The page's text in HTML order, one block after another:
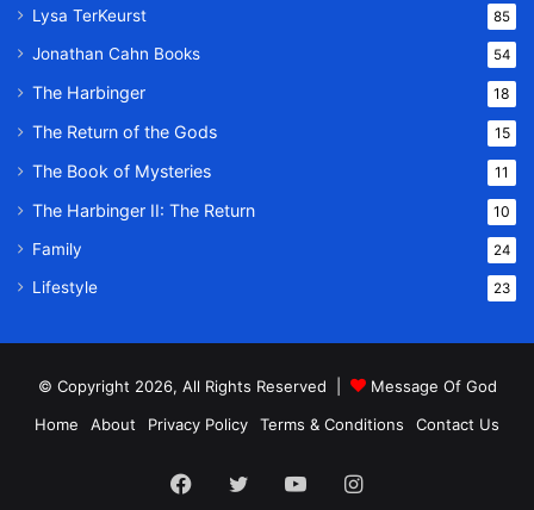
Lysa TerKeurst 85
Jonathan Cahn Books 54
The Harbinger 18
The Return of the Gods 15
The Book of Mysteries 11
The Harbinger II: The Return 10
Family 24
Lifestyle 23
© Copyright 2026, All Rights Reserved |
Message Of God
Home
About Privacy Policy Terms & Conditions Contact Us
Facebook
TwitterYouTubeInstagram